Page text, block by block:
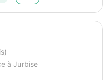
à Jurbise